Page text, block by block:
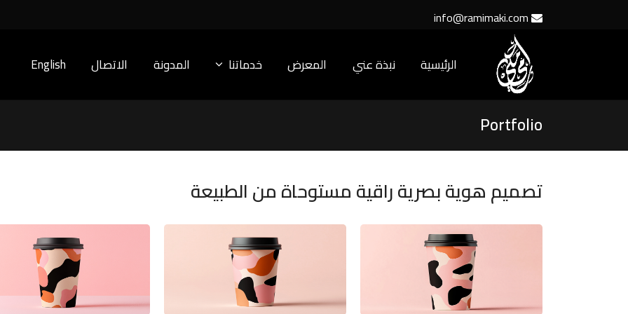
info@ramimaki.com
الرئيسية نبذة عني المعرض خدماتنا المدونة الاتصال English
Portfolio
تصميم هوية بصرية راقية مستوحاة من الطبيعة